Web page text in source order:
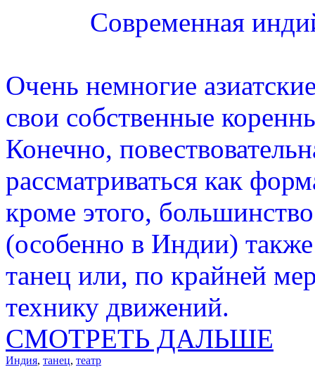
Современная
Очень немногие
свои собственные
Конечно,
рассматриваться как
кроме этого,
(особенно в Индии)
танец или, по крайней
технику движений.
СМОТРЕТЬ ДАЛЬШЕ
Индия, танец, театр